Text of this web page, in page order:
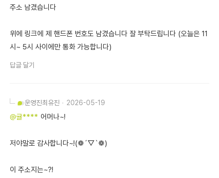
주소 남겼습니다
위에 링크에 제 핸드폰 번호도 남겼습니다 잘 부탁드립니다 (오늘은 11
시~ 5시 사이에만 통화 가능합니다)
답글 달기
운영진최유진 2026-05-19
@귤**** 어머나~!
저야말로 감사합니다~!(❁´▽`❁)
이 주소지는~?!